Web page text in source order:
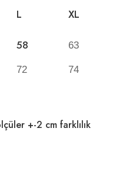
L XL
58 63
72 74
+-2 cm farklılık